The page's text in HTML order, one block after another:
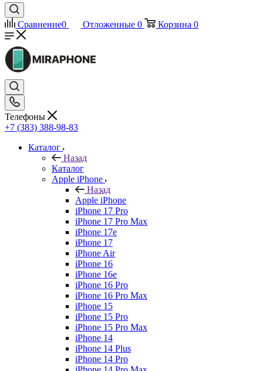
Сравнение0 Отложенные 0 Корзина 0
Телефоны
+7 (383) 388-98-83
Каталог
Назад
Каталог
Apple iPhone
Назад
Apple iPhone
iPhone 17 Pro
iPhone 17 Pro Max
iPhone 17e
iPhone 17
iPhone Air
iPhone 16
iPhone 16e
iPhone 16 Pro
iPhone 16 Pro Max
iPhone 15
iPhone 15 Pro
iPhone 15 Pro Max
iPhone 14
iPhone 14 Plus
iPhone 14 Pro